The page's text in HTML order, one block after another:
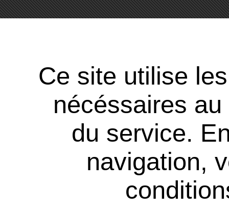
Ce site utilise
nécéssaires
du service.
navigation,